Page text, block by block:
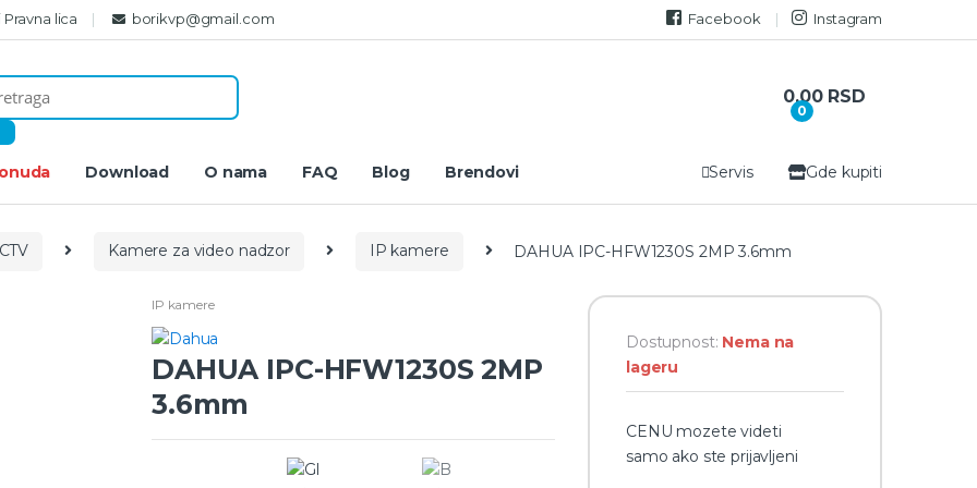
Pravna lica borikvp@gmail.com Facebook Instagram
0
0,00RSD
Download O nama FAQ Blog Brendovi Gde kupiti
Servis
Kamere za video nadzor IP kamere DAHUA IPC-HFW1230S 2MP 3.6mm
IP kamere
DAHUA IPC-HFW1230S 2MP
3.6mm
Dostupnost: Nema na
lageru
CENU mozete videti
samo ako ste prijavljeni